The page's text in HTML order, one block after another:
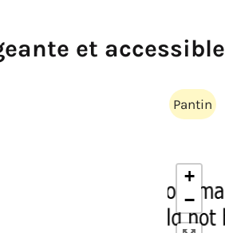
et accessible
Pantin
+
−